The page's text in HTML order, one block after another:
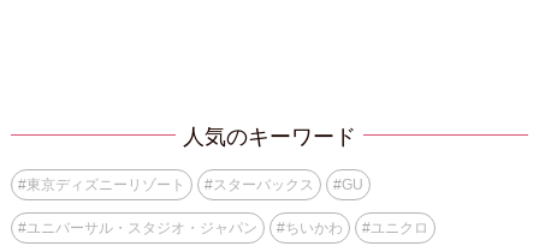
人気のキーワード
#東京ディズニーリゾート #スターバックス #GU
#ユニバーサル・スタジオ・ジャパン #ちいかわ #ユニクロ